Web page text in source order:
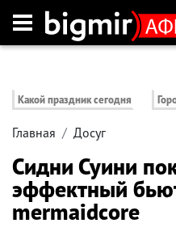
Какой праздник сегодня
Главная Досуг
Сидни Суини
эффектный
mermaidcore